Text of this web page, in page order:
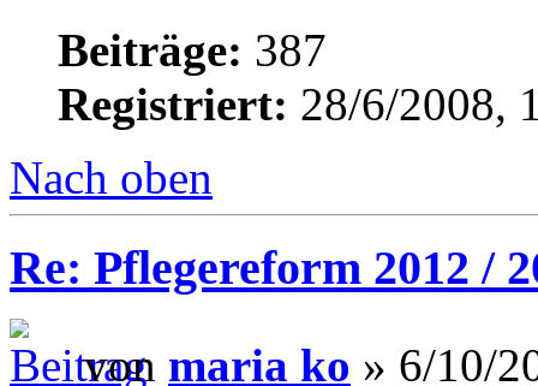
Beiträge: 387
Registriert: 28/6/2008,
Nach oben
Re: Pflegereform 2012 /
von maria ko » 6/10/